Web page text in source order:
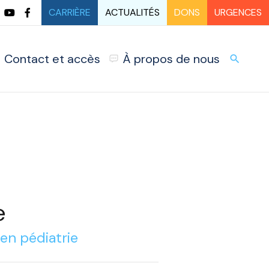
CARRIÈRE ACTUALITÉS DONS URGENCES
Contact et accès À propos de nous search
pédiatrie